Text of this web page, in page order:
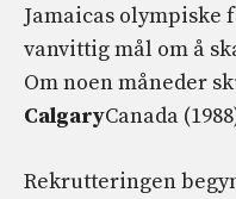
Jamaicas olympiske
vanvittig mål om å
Om noen måneder
CalgaryCanada
Rekrutteringen